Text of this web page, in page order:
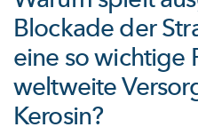
Blockade der
eine so wichtige
weltweite
Kerosin?